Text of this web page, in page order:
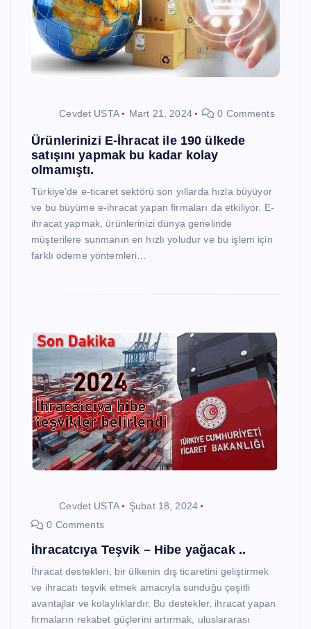
Cevdet USTA Mart 21, 2024 0 Comments
Ürünlerinizi E-İhracat ile 190 ülkede
satışını yapmak bu kadar kolay
olmamıştı.
Türkiye’de e-ticaret sektörü son yıllarda hızla büyüyor
ve bu büyüme e-ihracat yapan firmaları da etkiliyor. E-
ihracat yapmak, ürünlerinizi dünya genelinde
müşterilere sunmanın en hızlı yoludur ve bu işlem için
farklı ödeme yöntemleri…
Cevdet USTA
Şubat 18, 2024
0 Comments
İhracatcıya Teşvik – Hibe yağacak ..
İhracat destekleri, bir ülkenin dış ticaretini geliştirmek
ve ihracatı teşvik etmek amacıyla sunduğu çeşitli
avantajlar ve kolaylıklardır. Bu destekler, ihracat yapan
firmaların rekabet güçlerini artırmak, uluslararası